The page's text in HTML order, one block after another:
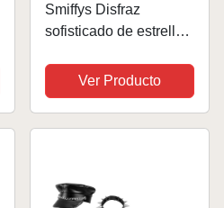
Smiffys Disfraz
sofisticado de estrella
parte de arriba y
cazadora
Ver Producto